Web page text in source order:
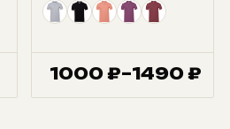
1000 ₽–1490 ₽
Диапазон
цен: